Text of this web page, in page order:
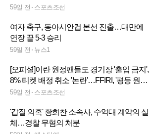
깜짝 공개
59일 전 스포츠조선
여자 축구, 동아시안컵 본선 진출…대만에
연장 끝 5-3 승리
59일 전 뉴스1
[오피셜]이란 원정팬들도 경기장 '출입 금지',
8% 티켓 배정 취소 '논란'…FFIRI, '평등 원칙
위배' 분노의 성명 발표
59일 전 스포츠조선
'갑질 의혹' 황희찬 소속사, 수억대 계약의 실
체…경찰 무혐의 처분